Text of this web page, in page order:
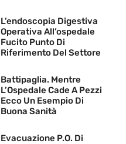
L’endoscopia Digestiva
Operativa All’ospedale
Fucito Punto Di
Riferimento Del Settore
Battipaglia. Mentre
L’Ospedale Cade A Pezzi
Ecco Un Esempio Di
Buona Sanità
Evacuazione P.O. Di